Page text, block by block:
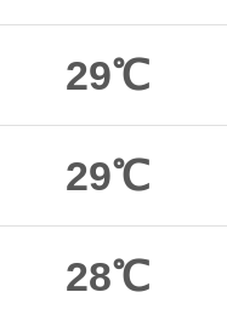
29℃
29℃
28℃